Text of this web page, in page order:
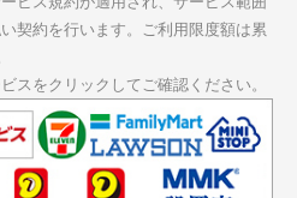
契約を行います。ご利用限度額は累
スをクリックしてご確認ください。